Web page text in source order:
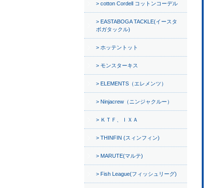
cotton Cordell コットンコーデル
EASTABOGA TACKLE(イースタ
ボガタックル)
ホッテントット
モンスターキス
ELEMENTS（エレメンツ）
Ninjacrew（ニンジャクルー）
ＫＴＦ、ＩＸＡ
THINFIN (スィンフィン)
MARUTE(マルテ)
Fish League(フィッシュリーグ)